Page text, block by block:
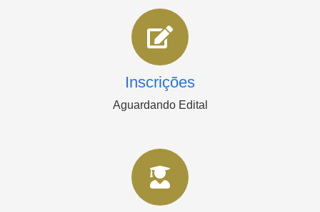
Inscrições
Aguardando Edital